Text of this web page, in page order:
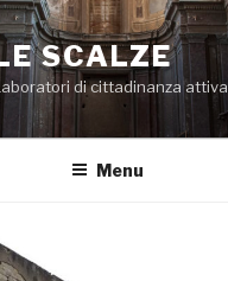
SCALZE
di cittadinanza attiva
Menu